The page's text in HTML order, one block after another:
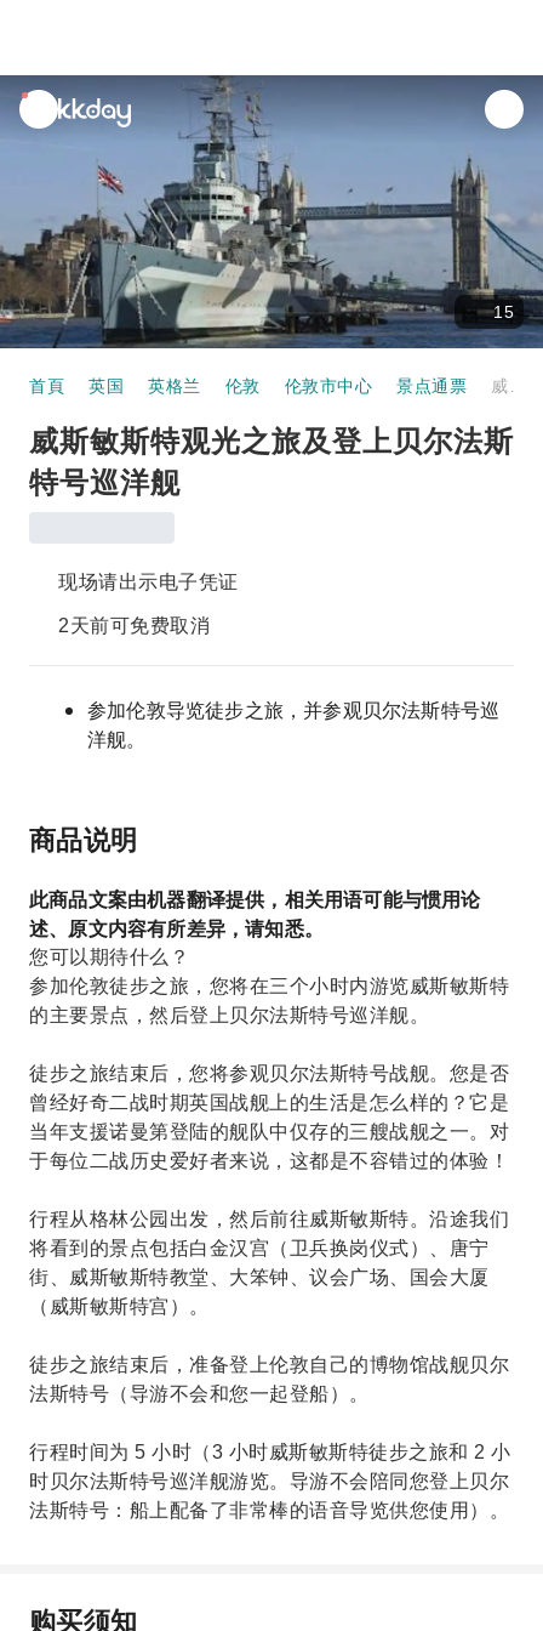
unread
notifications
15
首頁 英国 英格兰 伦敦 伦敦市中心 景点通票
威斯敏斯特观光之旅及登上贝尔法斯
特号巡洋舰
现场请出示电子凭证
2天前可免费取消
参加伦敦导览徒步之旅，并参观贝尔法斯特号巡
洋舰。
商品说明
此商品文案由机器翻译提供，相关用语可能与惯用论
述、原文内容有所差异，请知悉。
您可以期待什么？
参加伦敦徒步之旅，您将在三个小时内游览威斯敏斯特
的主要景点，然后登上贝尔法斯特号巡洋舰。
徒步之旅结束后，您将参观贝尔法斯特号战舰。您是否
曾经好奇二战时期英国战舰上的生活是怎么样的？它是
当年支援诺曼第登陆的舰队中仅存的三艘战舰之一。对
于每位二战历史爱好者来说，这都是不容错过的体验！
行程从格林公园出发，然后前往威斯敏斯特。沿途我们
将看到的景点包括白金汉宫（卫兵换岗仪式）、唐宁
街、威斯敏斯特教堂、大笨钟、议会广场、国会大厦
（威斯敏斯特宫）。
徒步之旅结束后，准备登上伦敦自己的博物馆战舰贝尔
法斯特号（导游不会和您一起登船）。
行程时间为 5 小时（3 小时威斯敏斯特徒步之旅和 2 小
时贝尔法斯特号巡洋舰游览。导游不会陪同您登上贝尔
法斯特号：船上配备了非常棒的语音导览供您使用）。
购买须知